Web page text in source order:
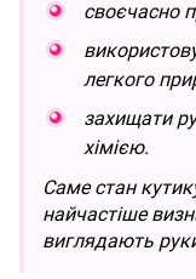
своєчасно
легкого
захищати
хімією.
Саме стан
найчастіше
виглядають